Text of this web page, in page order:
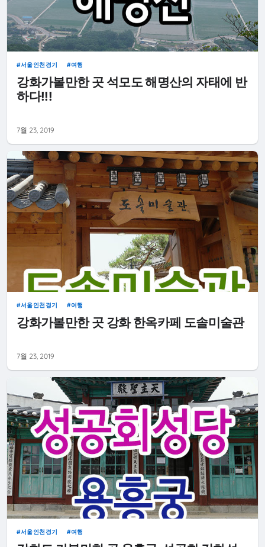
서울인천경기 여행
강화가볼만한 곳 석모도 해명산의 자태에 반
하다!!!
7월 23, 2019
서울인천경기 여행
강화가볼만한 곳 강화 한옥카페 도솔미술관
7월 23, 2019
서울인천경기 여행